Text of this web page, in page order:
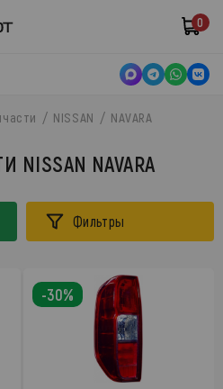
0
NISSAN
NAVARA
NAVARA
Фильтры
-30%